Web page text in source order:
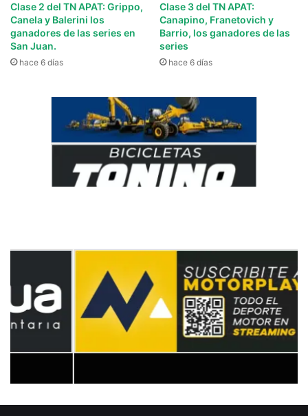
Clase 2 del TN APAT: Grippo,
Canela y Balerini los
ganadores de las series en
San Juan.
hace 6 días
Clase 3 del TN APAT:
Canapino, Franetovich y
Barrio, los ganadores de las
series
hace 6 días